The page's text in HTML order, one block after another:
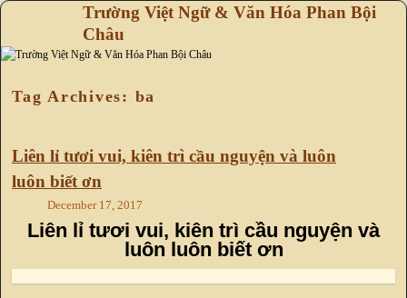
Trường Việt Ngữ & Văn Hóa Phan Bội
Châu
Tag Archives: ba
Liên lỉ tươi vui, kiên trì cầu nguyện và luôn
luôn biết ơn
December 17, 2017
Liên lỉ tươi vui, kiên trì cầu nguyện và
luôn luôn biết ơn